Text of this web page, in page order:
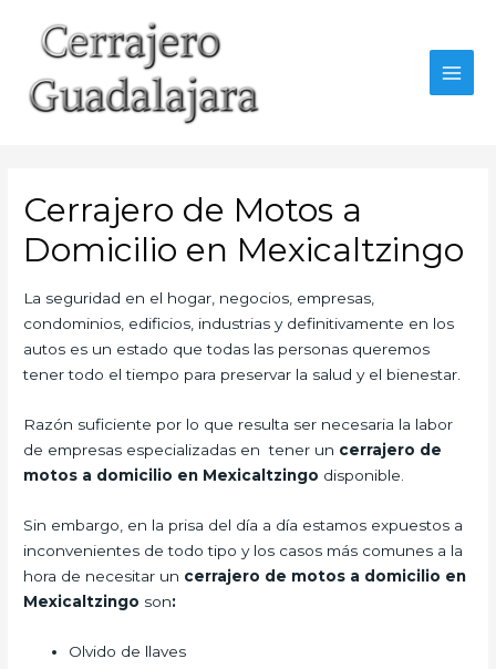
contenido
Cerrajero de Motos a
Domicilio en Mexicaltzingo
La seguridad en el hogar, negocios, empresas,
condominios, edificios, industrias y definitivamente en los
autos es un estado que todas las personas queremos
tener todo el tiempo para preservar la salud y el bienestar.
Razón suficiente por lo que resulta ser necesaria la labor
de empresas especializadas en tener un cerrajero de
motos a domicilio en Mexicaltzingo disponible.
Sin embargo, en la prisa del día a día estamos expuestos a
inconvenientes de todo tipo y los casos más comunes a la
hora de necesitar un cerrajero de motos a domicilio en
Mexicaltzingo son:
Olvido de llaves